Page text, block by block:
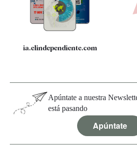
Especificaciones
ia.elindependiente.com
Apúntate a nuestra
está pasando
Apúntate